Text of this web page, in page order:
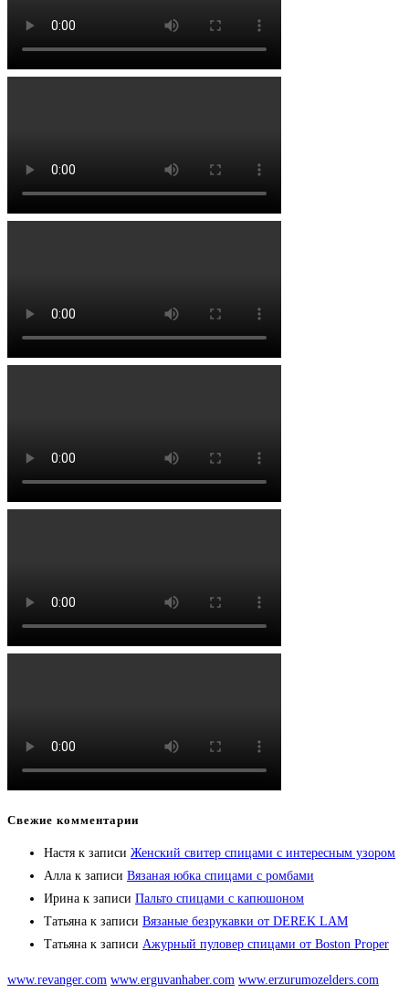
Свежие комментарии
Настя к записи Женский свитер спицами с интересным узором
Алла к записи Вязаная юбка спицами с ромбами
Ирина к записи Пальто спицами с капюшоном
Татьяна к записи Вязаные безрукавки от DEREK LAM
Татьяна к записи Ажурный пуловер спицами от Boston Proper
www.revanger.com www.erguvanhaber.com www.erzurumozelders.com